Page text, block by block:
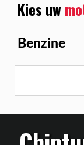
Kies uw
Benzine